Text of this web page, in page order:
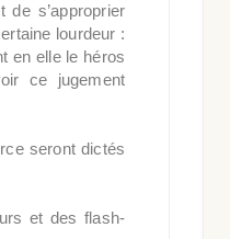
s’approprier
lourdeur :
en elle le héros
ce jugement
seront dictés
et des flash-